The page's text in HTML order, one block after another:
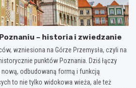
– historia i zwiedzanie
wzniesiona na Górze Przemysła, czyli na
punktów Poznania. Dziś łączy
odbudowaną formą i funkcją
to nie tylko widokowa wieża, ale też